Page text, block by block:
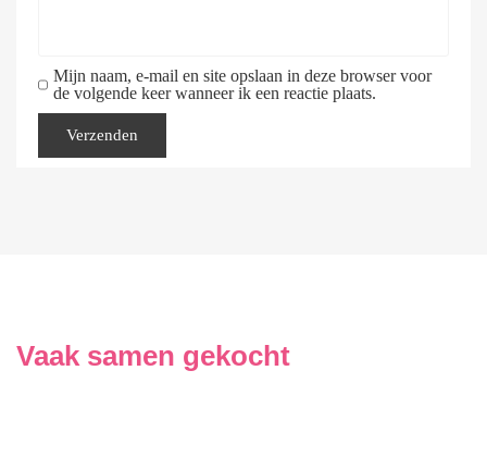
Mijn naam, e-mail en site opslaan in deze browser voor
de volgende keer wanneer ik een reactie plaats.
Vaak samen gekocht